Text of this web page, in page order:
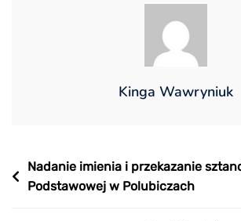
Kinga Wawryniuk
Nawigacja
wpisu
Nadanie imienia i przekazanie
Podstawowej w Polubiczach